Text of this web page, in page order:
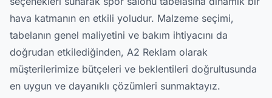
hava katmanın en etkili yoludur. Malzeme seçimi,
tabelanın genel maliyetini ve bakım ihtiyacını da
doğrudan etkilediğinden, A2 Reklam olarak
müşterilerimize bütçeleri ve beklentileri doğrultusunda
en uygun ve dayanıklı çözümleri sunmaktayız.